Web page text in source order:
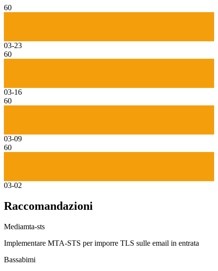
60
03-23
60
03-16
60
03-09
60
03-02
Raccomandazioni
Mediamta-sts
Implementare MTA-STS per imporre TLS sulle email in entrata
Bassabimi